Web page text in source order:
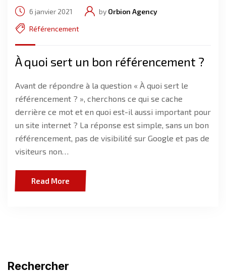
6 janvier 2021 by Orbion Agency
Référencement
À quoi sert un bon référencement ?
Avant de répondre à la question « À quoi sert le
référencement ? », cherchons ce qui se cache
derrière ce mot et en quoi est-il aussi important pour
un site internet ? La réponse est simple, sans un bon
référencement, pas de visibilité sur Google et pas de
visiteurs non…
Read More
Rechercher